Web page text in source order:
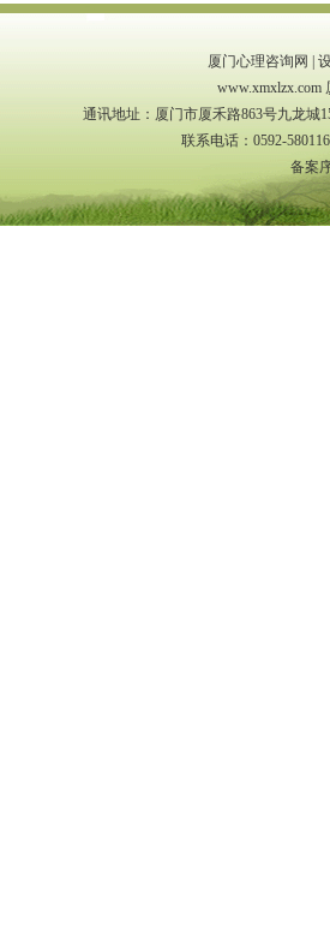
厦门心理咨询网
通讯地址：厦门市厦禾路863号九龙城
联系电话：0592-
备案